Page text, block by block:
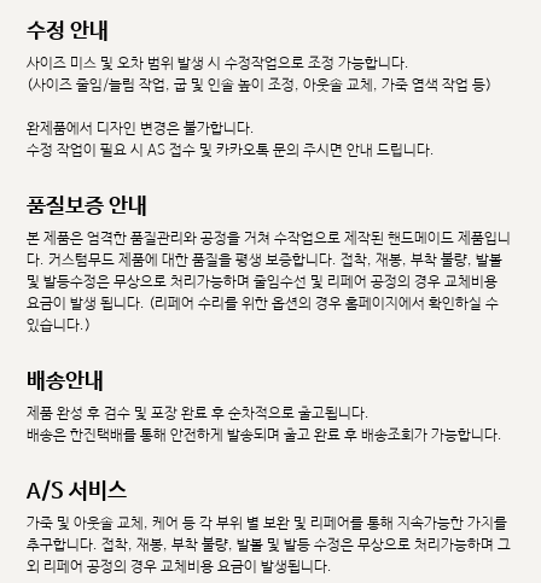
수정 안내
사이즈 미스 및 오차 범위 발생 시 수정작업으로 조정 가능합니다.
(사이즈 줄임/늘림 작업, 굽 및 인솔 높이 조정, 아웃솔 교체, 가죽 염색 작업 등)
완제품에서 디자인 변경은 불가합니다.
수정 작업이 필요 시 AS 접수 및 카카오톡 문의 주시면 안내 드립니다.
품질보증 안내
본 제품은 엄격한 품질관리와 공정을 거쳐 수작업으로 제작된 핸드메이드 제품입니
다. 커스텀무드 제품에 대한 품질을 평생 보증합니다. 접착, 재봉, 부착 불량, 발볼
및 발등수정은 무상으로 처리가능하며 줄임수선 및 리페어 공정의 경우 교체비용
요금이 발생 됩니다. (리페어 수리를 위한 옵션의 경우 홈페이지에서 확인하실 수
있습니다.)
배송안내
제품 완성 후 검수 및 포장 완료 후 순차적으로 출고됩니다.
배송은 한진택배를 통해 안전하게 발송되며 출고 완료 후 배송조회가 가능합니다.
A/S 서비스
가죽 및 아웃솔 교체, 케어 등 각 부위 별 보완 및 리페어를 통해 지속가능한 가치를
추구합니다. 접착, 재봉, 부착 불량, 발볼 및 발등 수정은 무상으로 처리가능하며 그
외 리페어 공정의 경우 교체비용 요금이 발생됩니다.